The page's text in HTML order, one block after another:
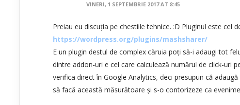
VINERI, 1 SEPTEMBRIE 2017 AT 8:45
Preiau eu discuția pe chestiile tehnice. :D Pluginul este cel
https://wordpress.org/plugins/mashsharer/
E un plugin destul de complex căruia poți să-i adaugi tot
dintre addon-uri e cel care calculează numărul de click-uri
verifica direct în Google Analytics, deci presupun că
să facă această măsurătoare și s-o contorizeze ca